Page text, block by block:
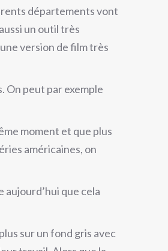
départements vont
un outil très
version de film très
On peut par exemple
moment et que plus
américaines, on
aujourd’hui que cela
sur un fond gris avec